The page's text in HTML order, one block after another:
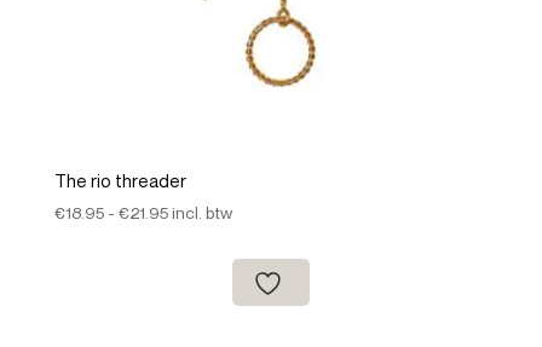
The rio threader
€18.95 - €21.95Prijsklasse:
incl. btw